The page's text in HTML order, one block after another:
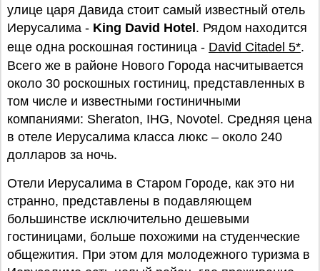
улице царя Давида стоит самый известный отель
Иерусалима - King David Hotel . Рядом находится
еще одна роскошная гостиница - David Citadel 5*.
Всего же в районе Нового Города насчитывается
около 30 роскошных гостиниц, представленных в
том числе и известными гостиничными
компаниями: Sheraton, IHG, Novotel. Средняя цена
в отеле Иерусалима класса люкс – около 240
долларов за ночь.
Отели Иерусалима в Старом Городе, как это ни
странно, представлены в подавляющем
большинстве исключительно дешевыми
гостиницами, больше похожими на студенческие
общежития. При этом для молодежного туризма в